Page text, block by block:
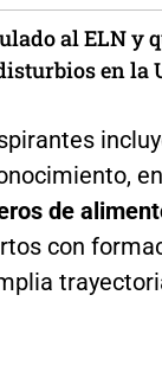
al ELN y
en la
de
con